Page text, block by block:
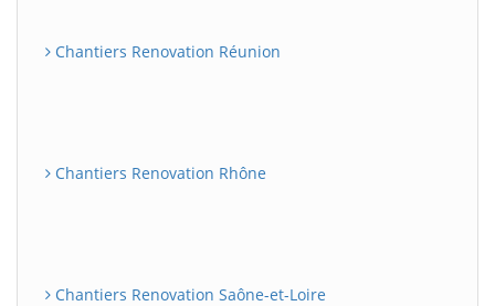
Chantiers Renovation Réunion
Chantiers Renovation Rhône
Chantiers Renovation Saône-et-Loire